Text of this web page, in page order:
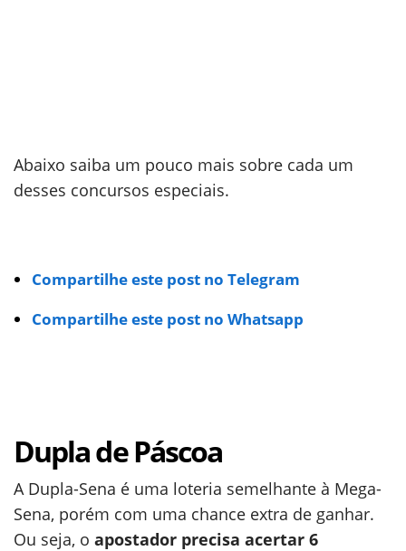
Abaixo saiba um pouco mais sobre cada um
desses concursos especiais.
Compartilhe este post no Telegram
Compartilhe este post no Whatsapp
Dupla de Páscoa
A Dupla-Sena é uma loteria semelhante à Mega-
Sena, porém com uma chance extra de ganhar.
Ou seja, o apostador precisa acertar 6